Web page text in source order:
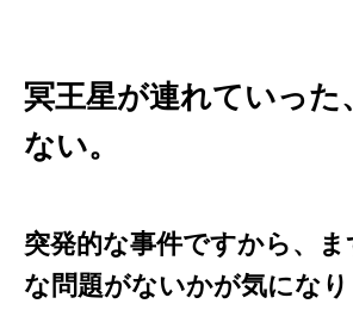
冥王星が連れていった
ない。
突発的な事件ですから、
な問題がないかが気になり